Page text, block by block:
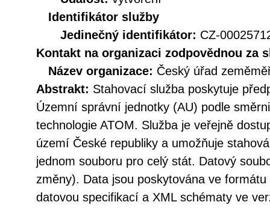
Identifikátor služby
Jedinečný identifikátor: CZ-
Kontakt na organizaci zodpovědnou za
Název organizace: Český úřad
Abstrakt: Stahovací služba poskytuje
Územní správní jednotky (AU) podle
technologie ATOM. Služba je veřejně
území České republiky a umožňuje
jednom souboru pro celý stát. Datový
změny). Data jsou poskytována ve
datovou specifikací a XML schématy ve